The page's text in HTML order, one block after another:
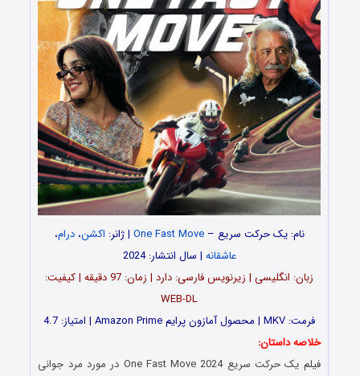
نام: یک حرکت سریع –One Fast Move | ژانر: اکشن،درام،
عاشقانه | سال انتشار: 2024
زبان: انگلیسی | زیرنویس فارسی: دارد | زمان: 97 دقیقه | کیفیت:
WEB-DL
فرمت: MKV | محصول آمازون پرایم Amazon Prime | امتیاز: 4.7
خلاصه داستان:
فیلم یک حرکت سریع One Fast Move 2024 در مورد مرد جوانی